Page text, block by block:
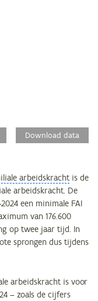
Download data
arbeidskrachtis de
arbeidskracht. De
een minimale FAI
van 176.600
op twee jaar tijd. In
sprongen dus tijdens
arbeidskracht is voor
– zoals de cijfers